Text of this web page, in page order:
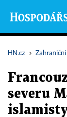
HN.cz › Zahraniční
severu